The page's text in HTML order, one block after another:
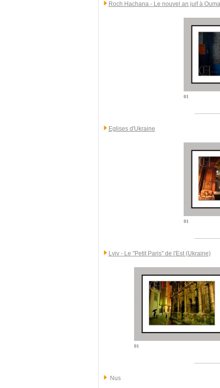
Roch Hachana - Le nouvel an juif à
01
Eglises d'Ukraine
01
Lviv - Le "Petit Paris" de l'Est (Ukraine)
01
Nus